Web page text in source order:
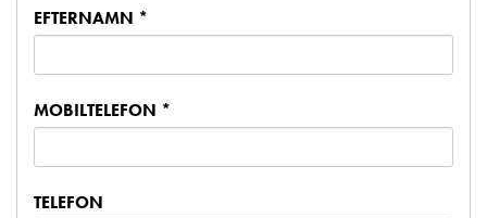
EFTERNAMN *
MOBILTELEFON *
TELEFON